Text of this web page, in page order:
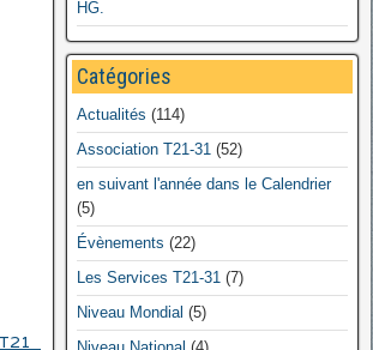
HG.
Catégories
Actualités (114)
Association T21-31 (52)
en suivant l'année dans le Calendrier
(5)
Évènements (22)
Les Services T21-31 (7)
Niveau Mondial (5)